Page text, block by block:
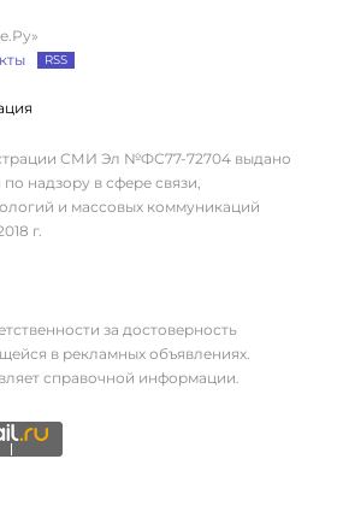
RSS
СМИ Эл №ФС77-72704 выдано
надзору в сфере связи,
и массовых коммуникаций
г.
за достоверность
в рекламных объявлениях.
справочной информации.